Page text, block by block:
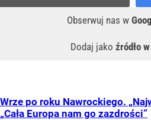
Obserwuj nas w
Dodaj jako źródło
Wrze po roku Nawrockiego.
„Cała Europa nam go zazdrości”